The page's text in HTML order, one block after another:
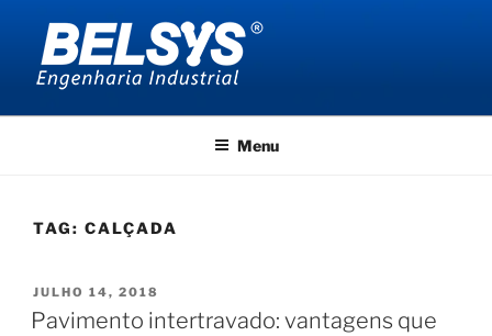
conteúdo
BELSYS ENGENHARIA
Menu
TAG: CALÇADA
PUBLICADO
EM
JULHO 14, 2018
Pavimento intertravado: vantagens que